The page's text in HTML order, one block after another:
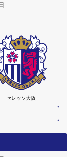
セレッソ大阪